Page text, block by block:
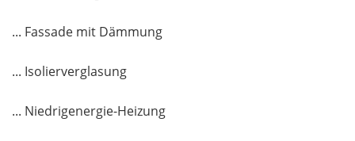
... Fassade mit Dämmung
... Isolierverglasung
... Niedrigenergie-Heizung